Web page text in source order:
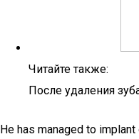
Читайте также:
После удаления
He has managed to